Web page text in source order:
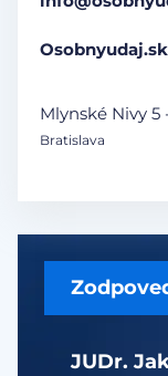
JUDr.
Mlynské Nivy
Bratislava